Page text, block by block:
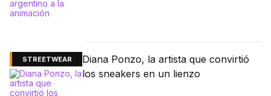
STREETWEAR
Diana Ponzo, la artista que convirtió
los sneakers en un lienzo